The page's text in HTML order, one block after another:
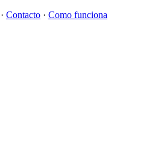
· Contacto · Como funciona